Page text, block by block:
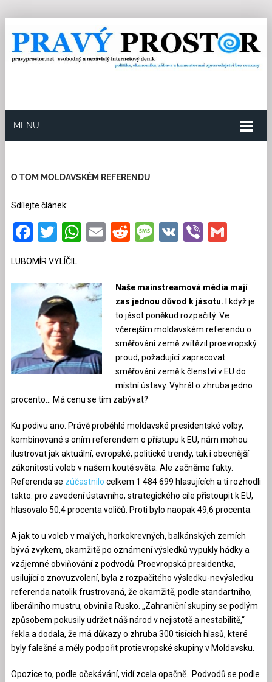
MENU
O TOM MOLDAVSKÉM REFERENDU
Sdílejte článek:
Facebook
Twitter
WhatsApp
EmailRedditMessage
VKViber
LUBOMÍR VYLÍČIL
Naše mainstreamová média mají
zas jednou důvod k jásotu. I když je
to jásot poněkud rozpačitý. Ve
včerejším moldavském referendu o
směřování země zvítězil proevropský
proud, požadující zapracovat
směřování země k členství v EU do
místní ústavy. Vyhrál o zhruba jedno
procento… Má cenu se tím zabývat?
Ku podivu ano. Právě proběhlé moldavské presidentské volby,
kombinované s oním referendem o přístupu k EU, nám mohou
ilustrovat jak aktuální, evropské, politické trendy, tak i obecnější
zákonitosti voleb v našem koutě světa. Ale začněme fakty.
Referenda se zúčastnilo celkem 1 484 699 hlasujících a ti rozhodli
takto: pro zavedení ústavního, strategického cíle přistoupit k EU,
hlasovalo 50,4 procenta voličů. Proti bylo naopak 49,6 procenta.
A jak to u voleb v malých, horkokrevných, balkánských zemích
bývá zvykem, okamžitě po oznámení výsledků vypukly hádky a
vzájemné obviňování z podvodů. Proevropská presidentka,
usilující o znovuzvolení, byla z rozpačitého výsledku-nevýsledku
referenda natolik frustrovaná, že okamžitě, podle standartního,
liberálního mustru, obvinila Rusko. „Zahraniční skupiny se podlým
způsobem pokusily udržet náš národ v nejistotě a nestabilitě,“
řekla a dodala, že má důkazy o zhruba 300 tisících hlasů, které
byly falešné a měly podpořit protievropské skupiny v Moldavsku.
Opozice to, podle očekávání, vidí zcela opačně. Podvodů se podle